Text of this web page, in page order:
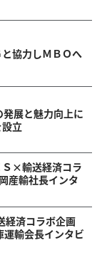
協力しＭＢＯへ
展と魅力向上に
立
×輸送経済コラ
産輸社長インタ
済コラボ企画
輸会長インタビ